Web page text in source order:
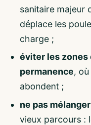
sanitaire majeur
déplace les
charge ;
éviter les zones
permanence,
abondent ;
ne pas
vieux parcours :